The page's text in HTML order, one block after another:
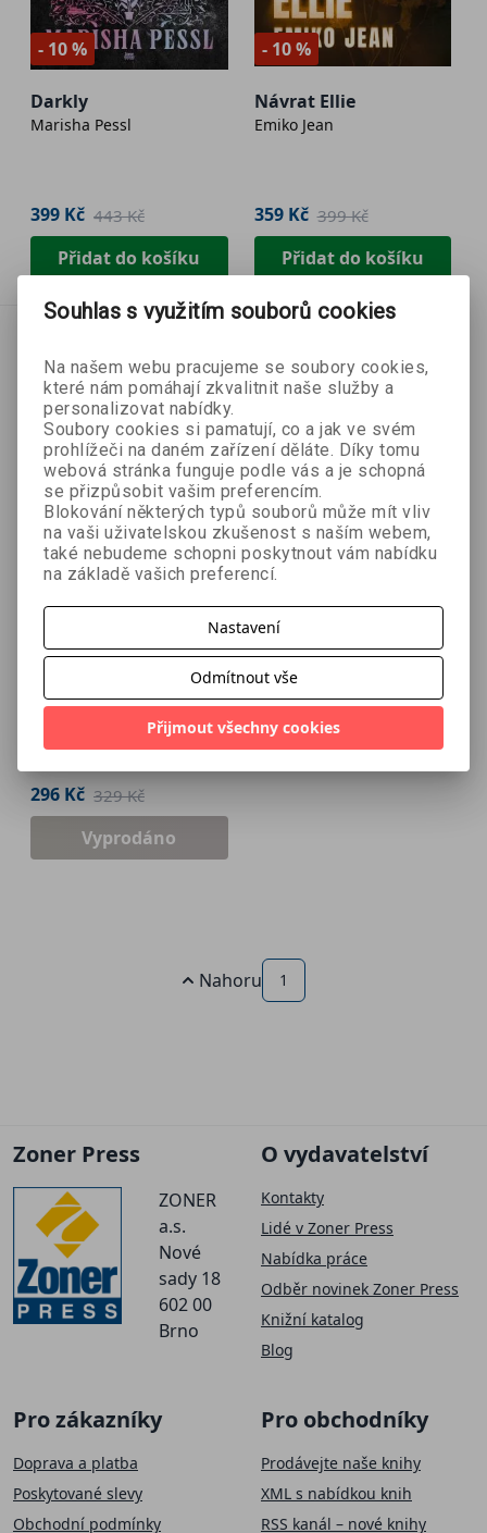
- 10 %
Darkly
Marisha Pessl
399 Kč 443 Kč
Přidat do košíku
- 10 %
Návrat Ellie
Emiko Jean
359 Kč 399 Kč
Přidat do košíku
Trudi Canavan
296 Kč 329 Kč
Vyprodáno
Nahoru 1
Zoner Press
ZONER
a.s.
Nové
sady 18
602 00
Brno
O vydavatelství
Kontakty
Lidé v Zoner Press
Nabídka práce
Odběr novinek Zoner Press
Knižní katalog
Blog
Pro zákazníky
Doprava a platba
Poskytované slevy
Obchodní podmínky
Pro obchodníky
Prodávejte naše knihy
XML s nabídkou knih
RSS kanál – nové knihy
Souhlas s využitím souborů cookies
Na našem webu pracujeme se soubory cookies,
které nám pomáhají zkvalitnit naše služby a
personalizovat nabídky.
Soubory cookies si pamatují, co a jak ve svém
prohlížeči na daném zařízení děláte. Díky tomu
webová stránka funguje podle vás a je schopná
se přizpůsobit vašim preferencím.
Blokování některých typů souborů může mít vliv
na vaši uživatelskou zkušenost s naším webem,
také nebudeme schopni poskytnout vám nabídku
na základě vašich preferencí.
Nastavení
Odmítnout vše
Přijmout všechny cookies